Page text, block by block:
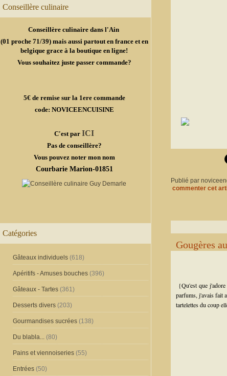
Conseillère culinaire
Conseillère culinaire dans l'Ain
(01 proche 71/39) mais aussi partout en france et en
belgique grace à la boutique en ligne!
Vous souhaitez juste passer commande?
5€ de remise sur la 1ere commande
code: NOVICEENCUISINE
C'est par ICI
Pas de conseillère?
Vous pouvez noter mon nom
Courbarie Marion-01851
Catégories
Gâteaux individuels (618)
Apéritifs - Amuses bouches (396)
Gâteaux - Tartes (361)
Desserts divers (203)
Gourmandises sucrées (138)
Du blabla... (80)
Pains et viennoiseries (55)
Entrées (50)
Publié par
commenter cet
Gougères
{Qu'est que
parfums, j'avais fait
tartelettes du coup